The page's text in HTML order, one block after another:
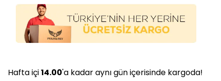
Hafta içi14.00'a kadar aynı gün içerisinde kargoda!